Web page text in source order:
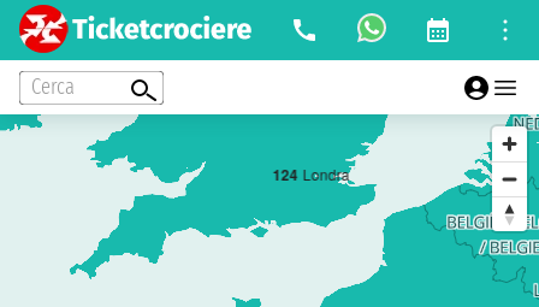
Cerca
124 Londra